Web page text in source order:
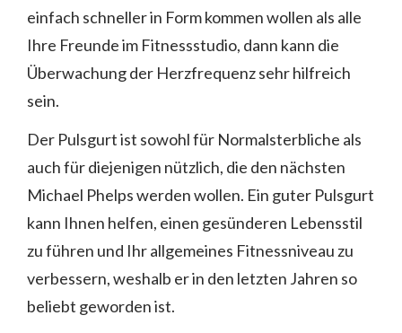
einfach schneller in Form kommen wollen als alle
Ihre Freunde im Fitnessstudio, dann kann die
Überwachung der Herzfrequenz sehr hilfreich
sein.
Der Pulsgurt ist sowohl für Normalsterbliche als
auch für diejenigen nützlich, die den nächsten
Michael Phelps werden wollen. Ein guter Pulsgurt
kann Ihnen helfen, einen gesünderen Lebensstil
zu führen und Ihr allgemeines Fitnessniveau zu
verbessern, weshalb er in den letzten Jahren so
beliebt geworden ist.